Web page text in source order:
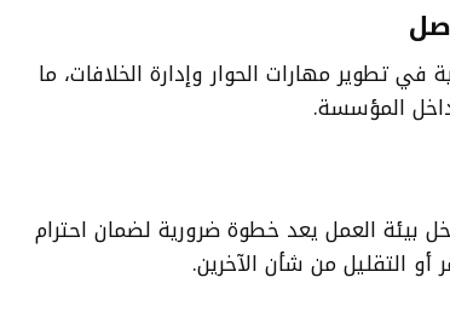
تطوير مهارات الحوار وإدارة الخلافات، ما
المؤسسة.
بيئة العمل يعد خطوة ضرورية لضمان احترام
أو التقليل من شأن الآخرين.